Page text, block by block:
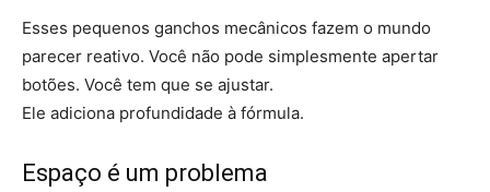
Esses pequenos ganchos mecânicos fazem o mundo
parecer reativo. Você não pode simplesmente apertar
botões. Você tem que se ajustar.
Ele adiciona profundidade à fórmula.
Espaço é um problema